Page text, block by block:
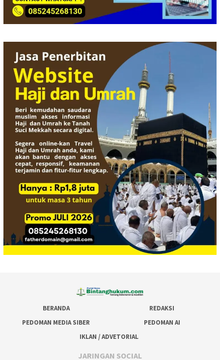
BERANDA
REDAKSI
PEDOMAN MEDIA SIBER
PEDOMAN AI
IKLAN / ADVETORIAL
JARINGAN SOCIAL